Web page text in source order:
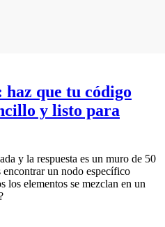
que tu código
y listo para
y la respuesta es un muro de 50
un nodo específico
los elementos se mezclan en un